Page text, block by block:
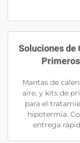
Soluciones de
Mantas de
aire, y kits de
para el
hipotermia.
entrega